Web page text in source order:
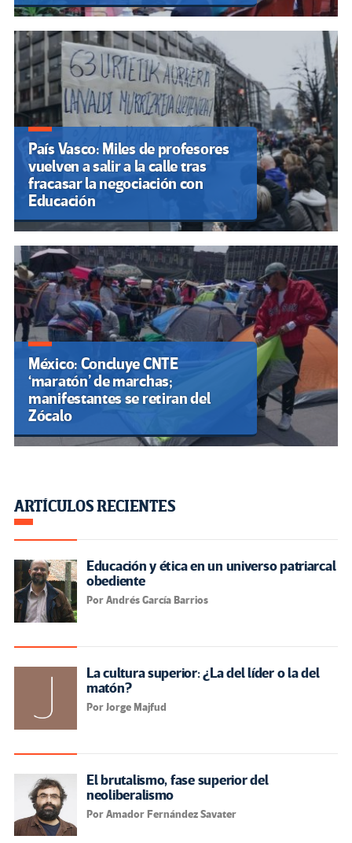
País Vasco: Miles de profesores
vuelven a salir a la calle tras
fracasar la negociación con
Educación
México: Concluye CNTE
‘maratón’ de marchas;
manifestantes se retiran del
Zócalo
ARTÍCULOS RECIENTES
Educación y ética en un universo patriarcal
obediente
Por Andrés García Barrios
La cultura superior: ¿La del líder o la del
matón?
Por Jorge Majfud
El brutalismo, fase superior del
neoliberalismo
Por Amador Fernández Savater